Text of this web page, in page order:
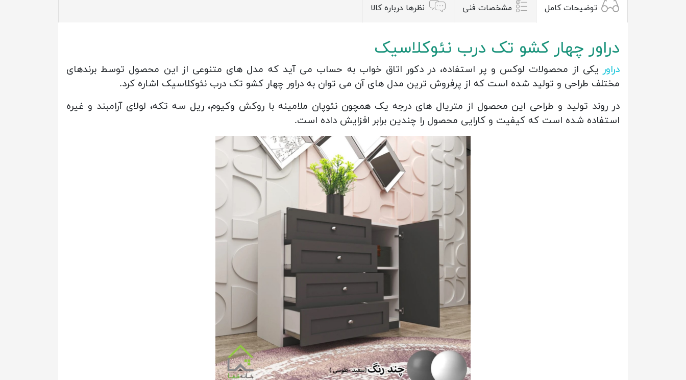
توضیحات کامل مشخصات فنی نظرها درباره کالا
دراور چهار کشو تک درب نئوکلاسیک
دراور یکی از محصولات لوکس و پر استفاده، در دکور اتاق خواب به حساب می آید که مدل های متنوعی از این محصول توسط برندهای
مختلف طراحی و تولید شده است که از پرفروش ترین مدل های آن می توان به دراور چهار کشو تک درب نئوکلاسیک اشاره کرد.
در روند تولید و طراحی این محصول از متریال های درجه یک همچون نئوپان ملامینه با روکش وکیوم، ریل سه تکه، لولای آرامبند و غیره
استفاده شده است که کیفیت و کارایی محصول را چندین برابر افزایش داده است.